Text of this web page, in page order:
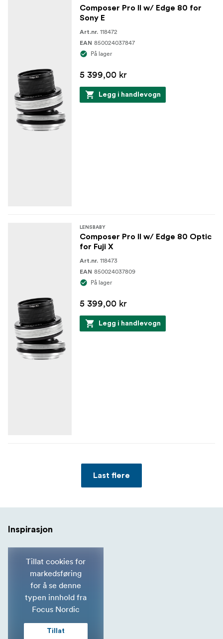
Composer Pro II w/ Edge 80 for
Sony E
Art.nr. 118472
EAN 850024037847
På lager
5 399,00 kr
Legg i handlevogn
LENSBABY
Composer Pro II w/ Edge 80 Optic
for Fuji X
Art.nr. 118473
EAN 850024037809
På lager
5 399,00 kr
Legg i handlevogn
Last flere
Inspirasjon
Tillat cookies for
markedsføring
for å se denne
typen innhold fra
Focus Nordic
Tillat